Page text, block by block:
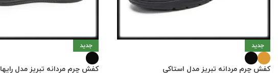
جدید
کفش چرم مردانه تبریز مدل استاکی
جدید
کفش چرم مردانه تبریز مدل رایها